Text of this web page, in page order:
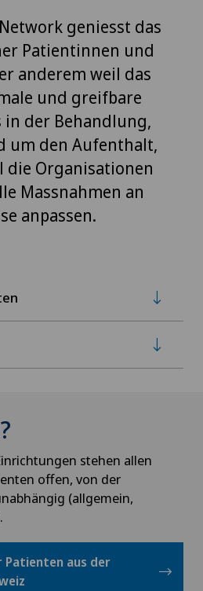
geniesst das
Patientinnen und
anderem weil das
und greifbare
in der Behandlung,
um den Aufenthalt,
die Organisationen
Massnahmen an
anpassen.
stehen allen
offen, von der
(allgemein,
aus der